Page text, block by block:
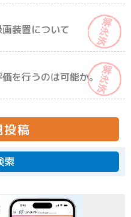
装置について
を行うのは可能か。
投稿
索